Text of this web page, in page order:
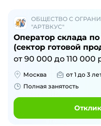
ОБЩЕСТВО С
"АРТВКУС"
Оператор склада
(сектор готовой
от 90 000 до 110 000
Москва от 1 до 3
Полная занятость